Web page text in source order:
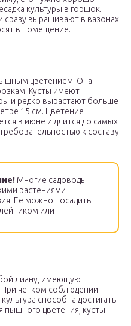
культуры в горшок.
сразу выращивают в вазонах
в помещение.
цветением. Она
Кусты имеют
и редко вырастают больше
15 см. Цветение
в июне и длится до самых
к составу
Многие садоводы
растениями
Ее можно посадить
или
лиану, имеющую
четком соблюдении
способна достигать
пышного цветения, кусты